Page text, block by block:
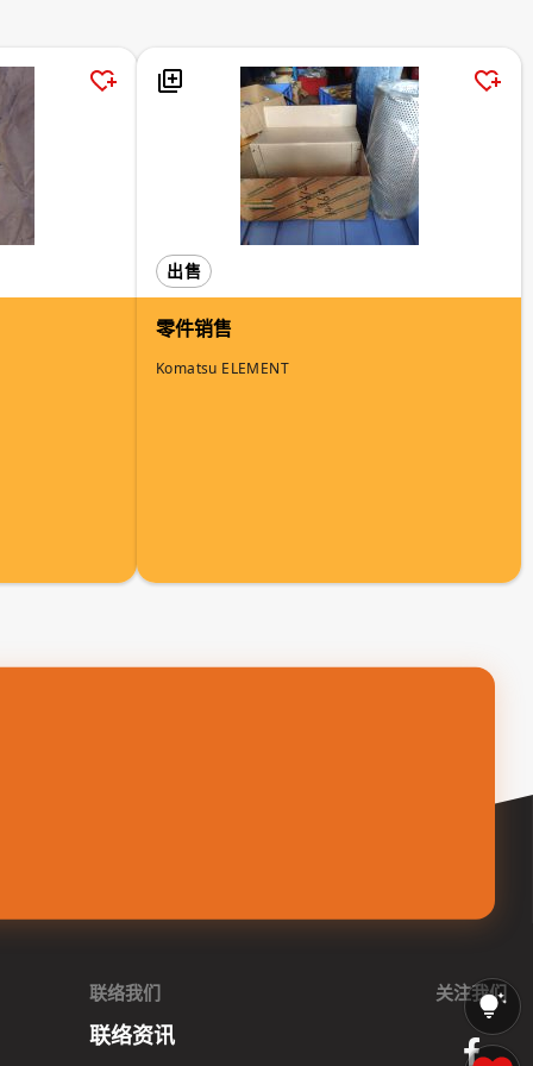
出售
零件销售
Komatsu ELEMENT
联络我们
联络资讯
关注我们